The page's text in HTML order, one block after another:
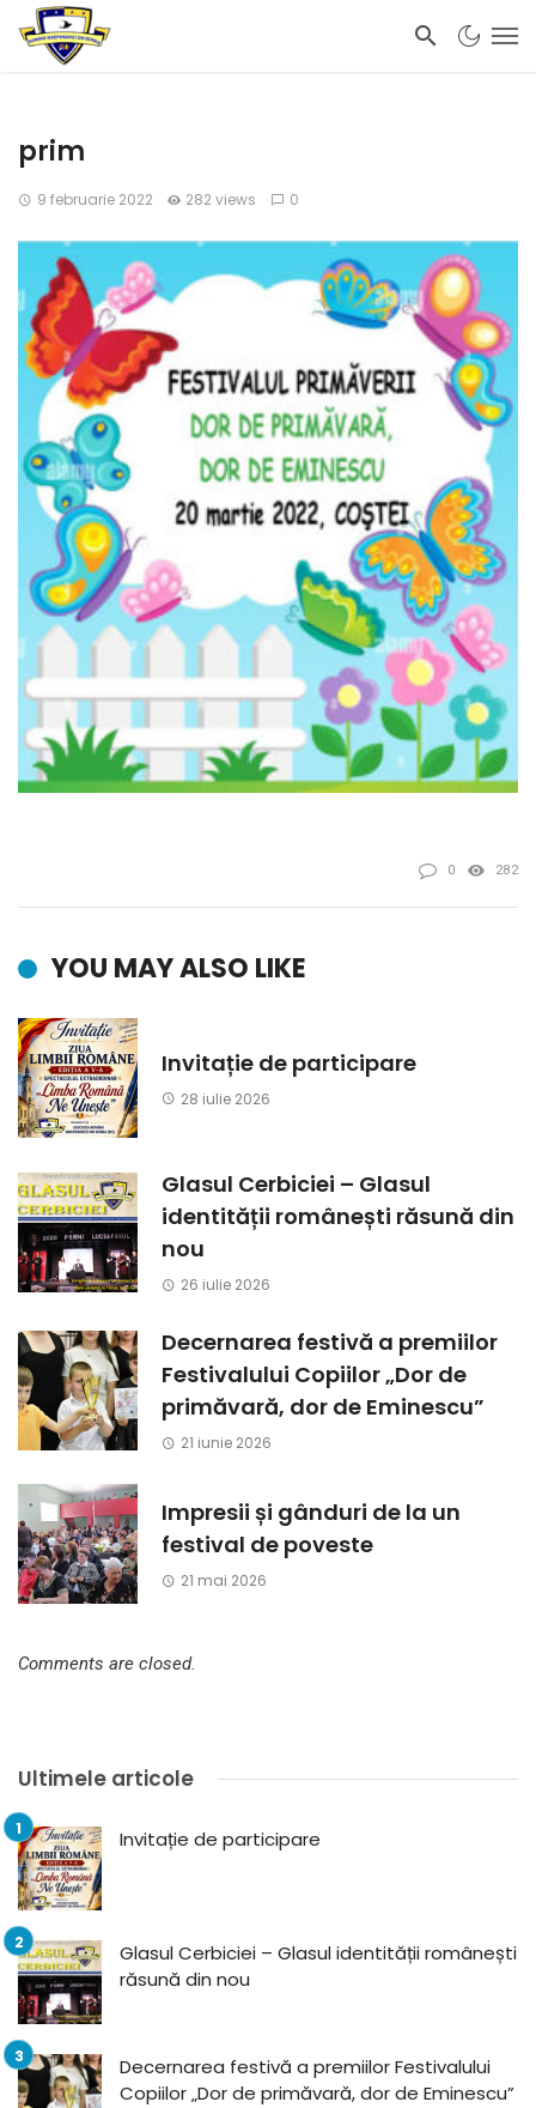
prim
9 februarie 2022 282 views 0
0 282
YOU MAY ALSO LIKE
Invitație de participare
28 iulie 2026
Glasul Cerbiciei – Glasul
identității românești răsună din
nou
26 iulie 2026
Decernarea festivă a premiilor
Festivalului Copiilor „Dor de
primăvară, dor de Eminescu”
21 iunie 2026
Impresii și gânduri de la un
festival de poveste
21 mai 2026
Comments are closed.
Ultimele articole
Invitație de participare
Glasul Cerbiciei – Glasul identității românești
răsună din nou
Decernarea festivă a premiilor Festivalului
Copiilor „Dor de primăvară, dor de Eminescu”